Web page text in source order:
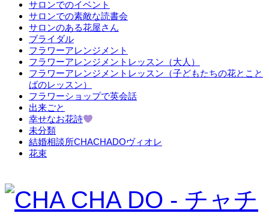
サロンでのイベント
サロンでの素敵な読書会
サロンのある花屋さん
ブライダル
フラワーアレンジメント
フラワーアレンジメントレッスン（大人）
フラワーアレンジメントレッスン（子どもたちの花とこと
ばのレッスン）
フラワーショップで英会話
出来ごと
幸せなお花詩
未分類
結婚相談所CHACHADOヴィオレ
花束